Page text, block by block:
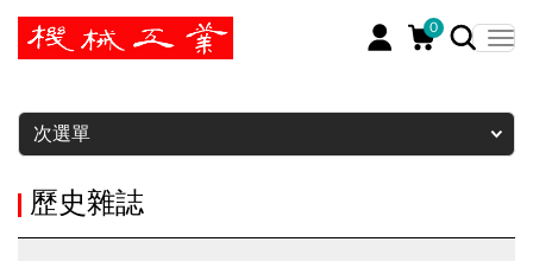
0
暫停
次選單
歷史雜誌